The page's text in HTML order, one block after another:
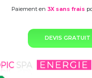
Paiement en 3X sans frais
DEVIS GRATUIT